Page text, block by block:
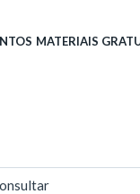
MATERIAIS